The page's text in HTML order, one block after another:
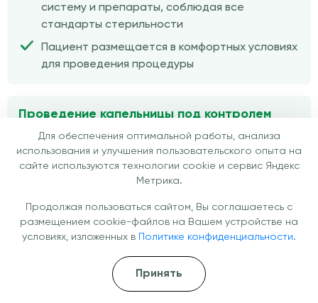
систему и препараты, соблюдая все
стандарты стерильности
Пациент размещается в комфортных условиях
для проведения процедуры
Проведение капельницы под контролем
специалиста
Инфузия проходит в течение 30–90 минут под
наблюдением медицинского персонала
максимальной безопасности и эффективности
Рекомендации и сопровождение после
Для обеспечения оптимальной работы, анализа
использования и улучшения пользовательского опыта на
сайте используются технологии cookie и сервис Яндекс
Метрика.
Продолжая пользоваться сайтом, Вы соглашаетесь с
размещением cookie-файлов на Вашем устройстве на
условиях, изложенных в
Политике конфиденциальности.
Принять